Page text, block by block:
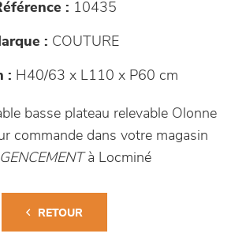
: 10435
: COUTURE
: H40/63 x L110 x P60 cm
basse plateau relevable Olonne
commande dans votre magasin
à Locminé
RETOUR